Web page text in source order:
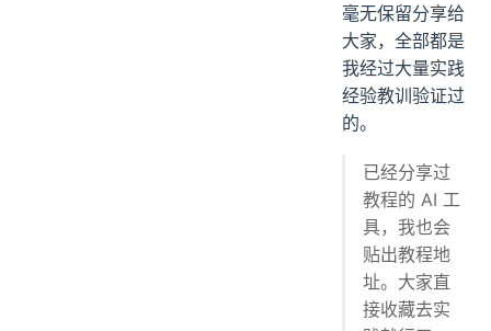
毫无保留分享给
大家，全部都是
我经过大量实践
经验教训验证过
的。
已经分享过
教程的 AI 工
具，我也会
贴出教程地
址。大家直
接收藏去实